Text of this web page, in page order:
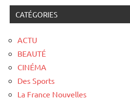
CATÉGORIES
ACTU
BEAUTÉ
CINÉMA
Des Sports
La France Nouvelles